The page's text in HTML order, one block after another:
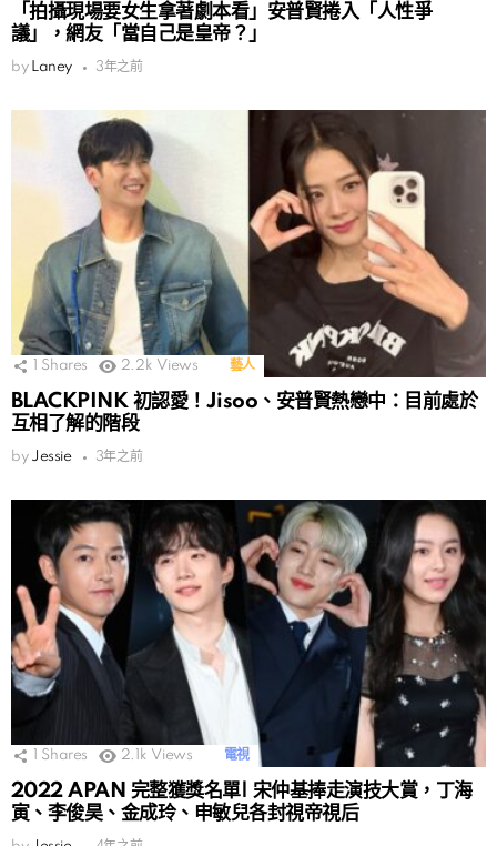
「拍攝現場要女生拿著劇本看」安普賢捲入「人性爭
議」，網友「當自己是皇帝？」
by Laney 3年之前
Shares 2.2k Views 藝人
BLACKPINK 初認愛！Jisoo、安普賢熱戀中：目前處於
互相了解的階段
by Jessie 3年之前
Shares 2.1k Views 電視
2022 APAN 完整獲獎名單| 宋仲基捧走演技大賞，丁海
寅、李俊昊、金成玲、申敏兒各封視帝視后